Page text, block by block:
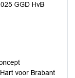
GGD HvB
voor Brabant